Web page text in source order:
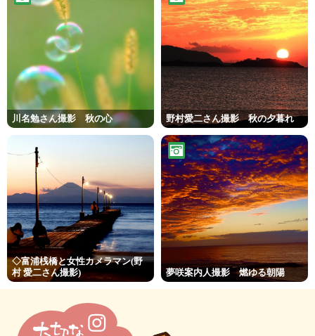
川名勉さん撮影 秋の心 野村愛二さん撮影 秋の夕暮れ
◇富浦桟橋と女性カメラマン(野
村 愛二さん撮影)
夢咲案内人撮影 燃ゆる朝陽